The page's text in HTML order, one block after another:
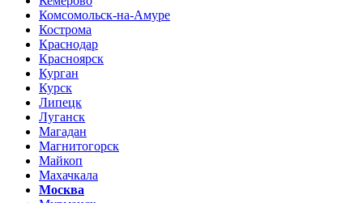
Комсомольск-на-Амуре
Кострома
Краснодар
Красноярск
Курган
Курск
Липецк
Луганск
Магадан
Магнитогорск
Майкоп
Махачкала
Москва